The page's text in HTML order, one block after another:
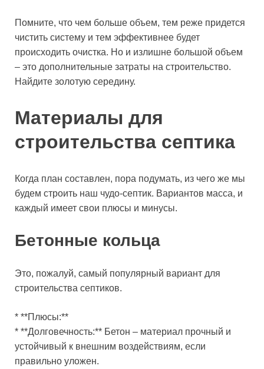
Помните, что чем больше объем, тем реже придется
чистить систему и тем эффективнее будет
происходить очистка. Но и излишне большой объем
– это дополнительные затраты на строительство.
Найдите золотую середину.
Материалы для
строительства септика
Когда план составлен, пора подумать, из чего же мы
будем строить наш чудо-септик. Вариантов масса, и
каждый имеет свои плюсы и минусы.
Бетонные кольца
Это, пожалуй, самый популярный вариант для
строительства септиков.
* **Плюсы:**
* **Долговечность:** Бетон – материал прочный и
устойчивый к внешним воздействиям, если
правильно уложен.